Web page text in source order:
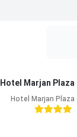
Hotel Marjan Plaza
Hotel Marjan Plaza